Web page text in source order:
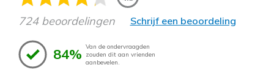
724 beoordelingen Schrijf een beoordeling
84% Van de ondervraagden
zouden dit aan vrienden
aanbevelen.